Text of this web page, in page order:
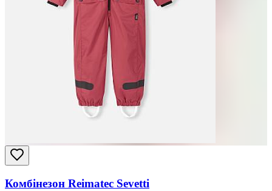
Комбінезон Reimatec Sevetti